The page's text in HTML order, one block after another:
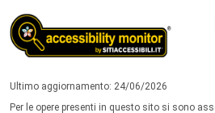
Ultimo aggiornamento: 24/06/2026
Per le opere presenti in questo sito si sono